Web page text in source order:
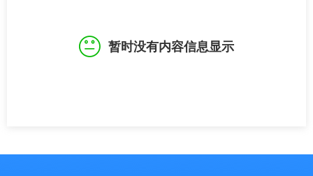
暂时没有内容信息显示